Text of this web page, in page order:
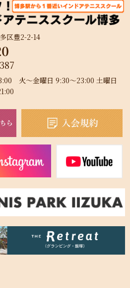
区豊2-2-14
火～金曜日 9:30～23:00 土曜日